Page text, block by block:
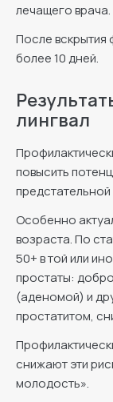
лечащего врача.
После вскрытия
более 10 дней.
лингвал
повысить
Особенно
возраста. По
50+ в той или
простаты:
(аденомой) и
простатитом,
снижают эти
молодость».